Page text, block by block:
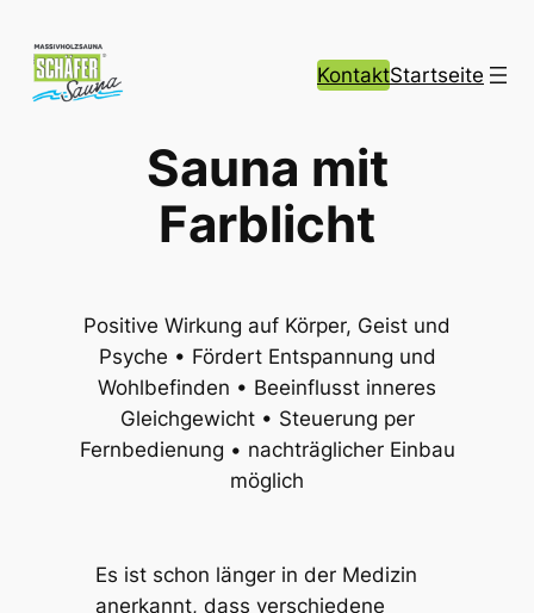
Inhalt
springen
KontaktStartseite
Sauna mit
Farblicht
Positive Wirkung auf Körper, Geist und
Psyche • Fördert Entspannung und
Wohlbefinden • Beeinflusst inneres
Gleichgewicht • Steuerung per
Fernbedienung • nachträglicher Einbau
möglich
Es ist schon länger in der Medizin
anerkannt, dass verschiedene